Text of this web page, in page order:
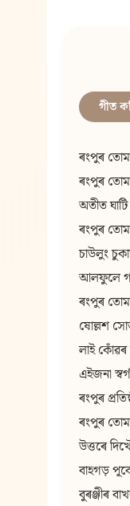
গীত
ৰংপুৰ
ৰংপুৰ
অতীত
ৰংপুৰ
চাউলুং
আলফুলে
ৰংপুৰ
ষোল্লশ
লাই কোঁৱৰ
এইজনা
ৰংপুৰ
ৰংপুৰ
উত্তৰে
বাহগড়
বুৰঞ্জীৰ